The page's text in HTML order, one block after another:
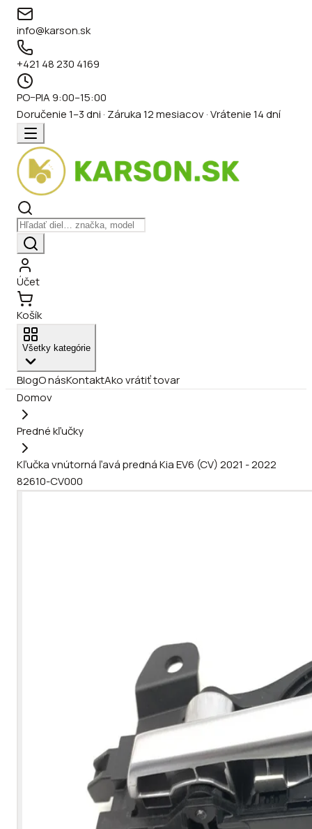
info@karson.sk
+421 48 230 4169
PO–PIA 9:00–15:00
Doručenie 1–3 dni · Záruka 12 mesiacov · Vrátenie 14 dní
Účet
Košík
Všetky kategórie
BlogO násKontaktAko vrátiť tovar
Domov
Predné kľučky
Kľučka vnútorná ľavá predná Kia EV6 (CV) 2021 - 2022
82610-CV000